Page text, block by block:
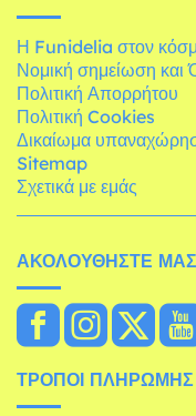
Η Funidelia στον
Νομική σημείωση
Πολιτική Απορρήτου
Πολιτική Cookies
Δικαίωμα
Sitemap
Σχετικά με εμάς
ΑΚΟΛΟΥΘΉΣΤΕ
ΤΡΌΠΟΙ